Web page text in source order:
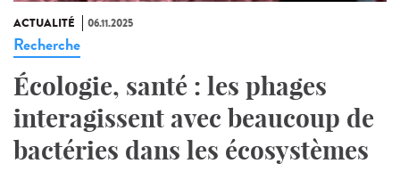
ACTUALITÉ 06.11.2025
Recherche
Écologie, santé : les phages
interagissent avec beaucoup de
bactéries dans les écosystèmes